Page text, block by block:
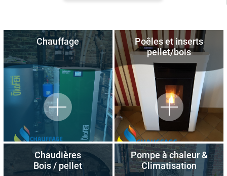
Chauffage
Poêles et inserts
pellet/bois
Chaudières
Bois / pellet
Pompe à chaleur &
Climatisation